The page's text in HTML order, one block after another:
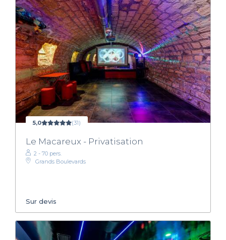
5,0 (31)
Le Macareux - Privatisation
2 - 70 pers.
Grands Boulevards
Sur devis